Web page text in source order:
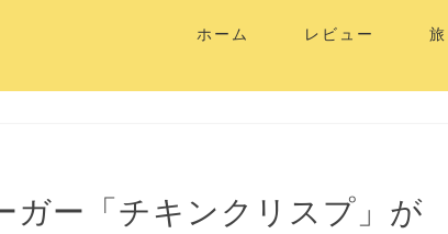
ホーム レビュー 旅
ガー「チキンクリスプ」が